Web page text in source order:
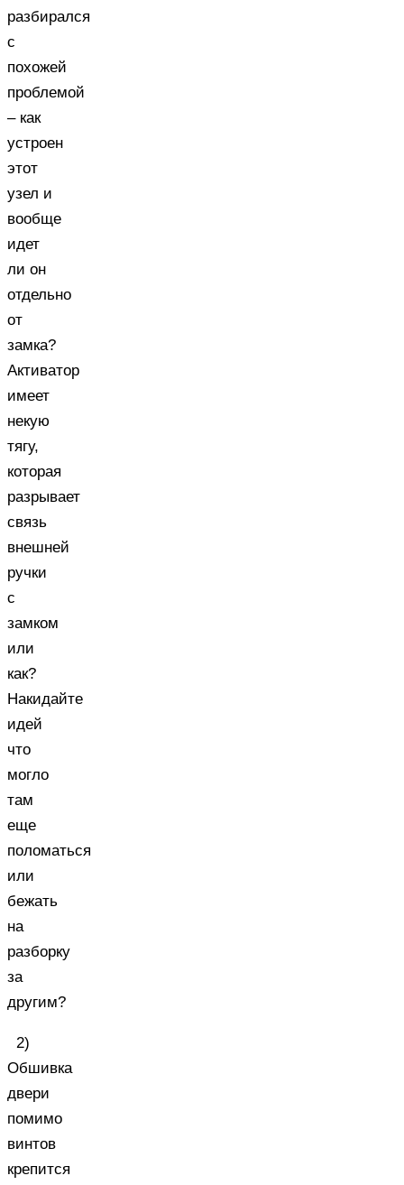
разбирался
с
похожей
проблемой
– как
устроен
этот
узел и
вообще
идет
ли он
отдельно
от
замка?
Активатор
имеет
некую
тягу,
которая
разрывает
связь
внешней
ручки
с
замком
или
как?
Накидайте
идей
что
могло
там
еще
поломаться
или
бежать
на
разборку
за
другим?
2)
Обшивка
двери
помимо
винтов
крепится